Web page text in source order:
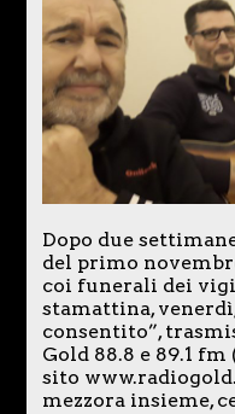
Dopo due
del primo
coi funerali dei
stamattina,
consentito”,
Gold 88.8 e 89.1
sito
mezzora insieme,